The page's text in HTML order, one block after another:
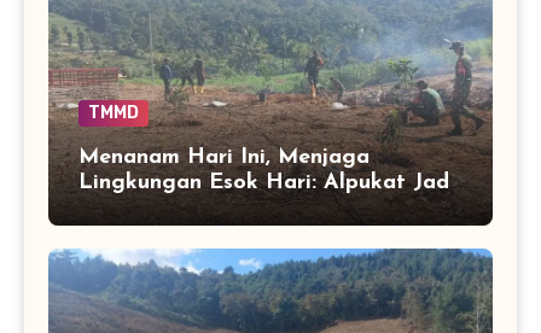
TMMD
Menanam Hari Ini, Menjaga
Lingkungan Esok Hari: Alpukat Jadi
Pilihan di Batulappa